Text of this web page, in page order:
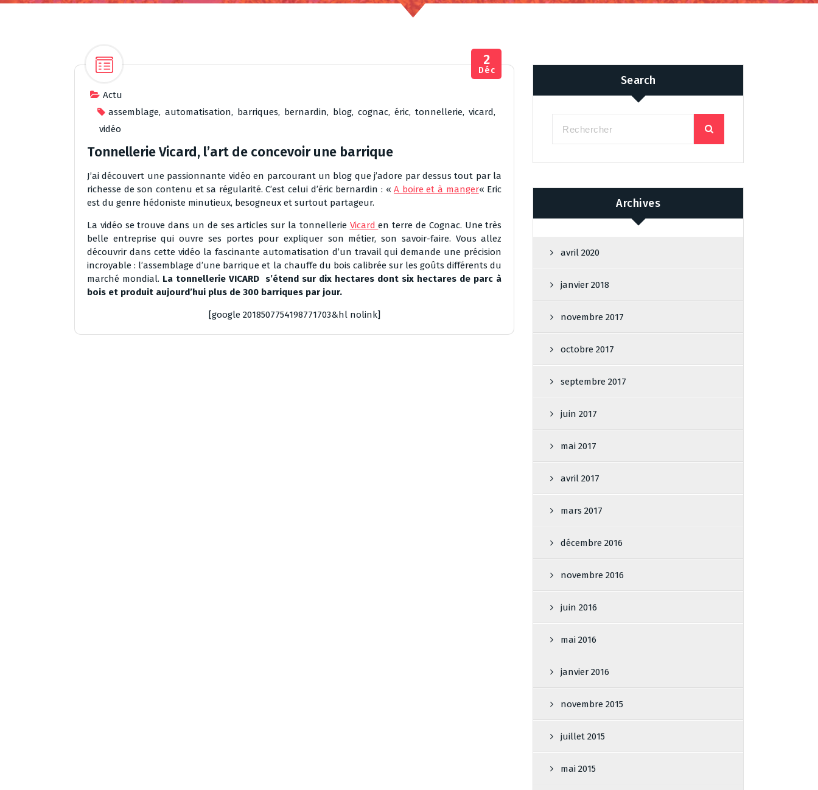
Actu
assemblage, automatisation, barriques, bernardin, blog, cognac, éric, tonnellerie, vicard,
vidéo
2
Déc
Tonnellerie Vicard, l’art de concevoir une barrique
J’ai découvert une passionnante vidéo en parcourant un blog que j’adore par dessus tout par la
richesse de son contenu et sa régularité. C’est celui d’éric bernardin : «A boire et à manger« Eric
est du genre hédoniste minutieux, besogneux et surtout partageur.
La vidéo se trouve dans un de ses articles sur la tonnellerie Vicarden terre de Cognac. Une très
belle entreprise qui ouvre ses portes pour expliquer son métier, son savoir-faire. Vous allez
découvrir dans cette vidéo la fascinante automatisation d’un travail qui demande une précision
incroyable : l’assemblage d’une barrique et la chauffe du bois calibrée sur les goûts différents du
marché mondial. La tonnellerie VICARD s’étend sur dix hectares dont six hectares de parc à
bois et produit aujourd’hui plus de 300 barriques par jour.
[google 2018507754198771703&hl nolink]
Search
Archives
avril 2020
janvier 2018
novembre 2017
octobre 2017
septembre 2017
juin 2017
mai 2017
avril 2017
mars 2017
décembre 2016
novembre 2016
juin 2016
mai 2016
janvier 2016
novembre 2015
juillet 2015
mai 2015